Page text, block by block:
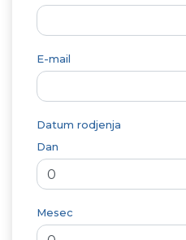
E-mail
Datum rodjenja
Dan
Mesec